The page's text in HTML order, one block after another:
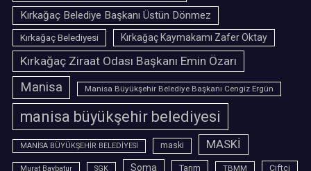
Kırkağaç Belediye Başkanı Üstün Dönmez
Kırkağaç Belediyesi Kırkağaç Kaymakamı Zafer Oktay
Kırkağaç Ziraat Odası Başkanı Emin Özarı
Manisa Manisa Büyükşehir Belediye Başkanı Cengiz Ergün
manisa büyükşehir belediyesi
MANİSA BÜYÜKŞEHİR BELEDİYESİ maski MASKİ
Murat Baybatur SGK Soma Tarım TBMM Çiftçi